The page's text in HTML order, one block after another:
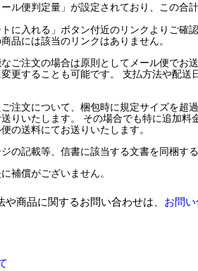
ル便判定量」が設定されており、この合
に入れる」ボタン付近のリンクよりご確
品には該当のリンクはありません。
ご注文の場合は原則としてメール便でお
更することも可能です。 支払方法や配送
注文について、梱包時に規定サイズを超
りいたします。 その場合でも特に追加
の送料にてお送りいたします。
の記載等、信書に該当する文書を同梱す
補償がございません。
商品に関するお問い合わせは、 お問